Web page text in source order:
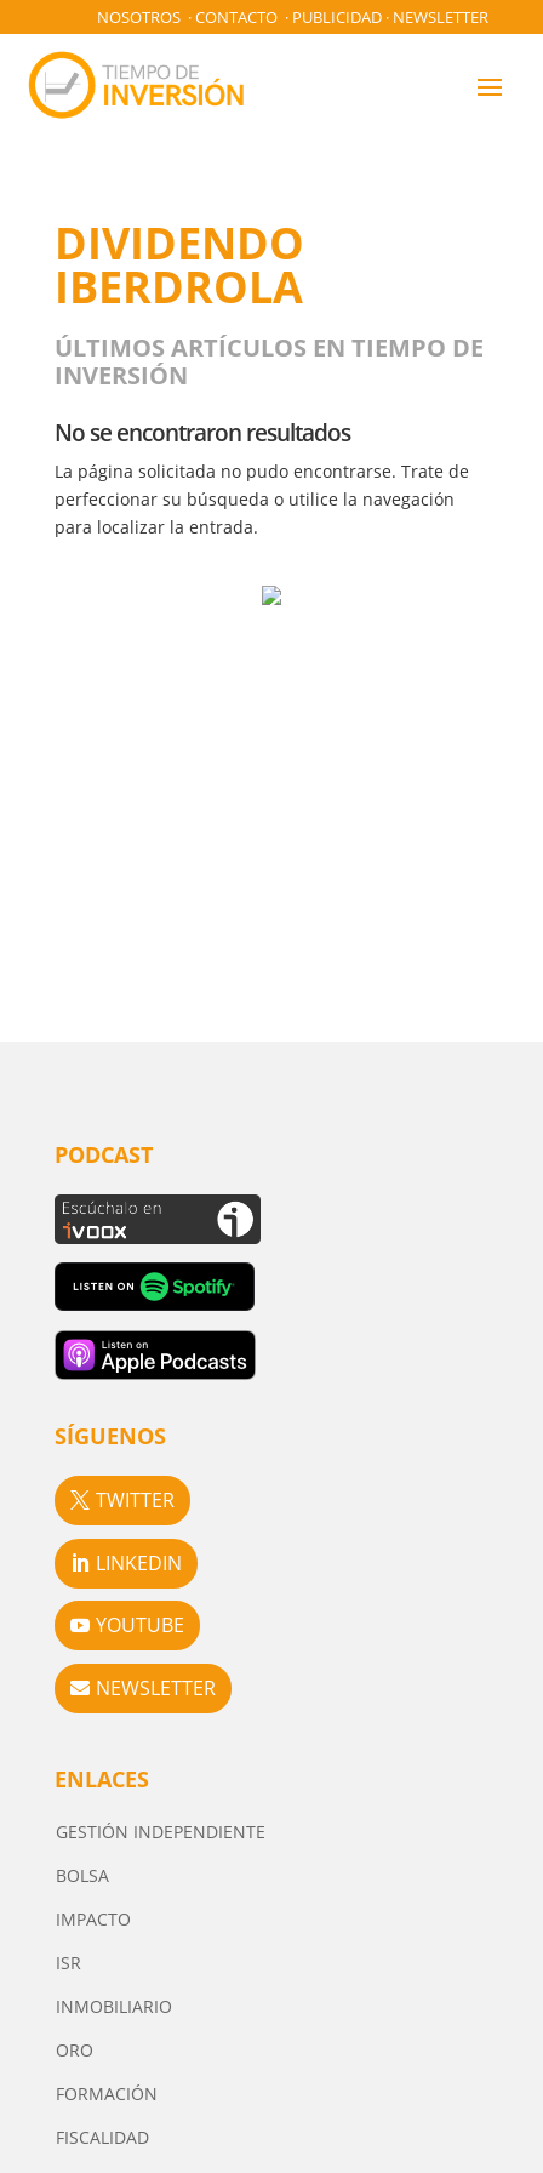
NOSOTROS ·CONTACTO · PUBLICIDAD · NEWSLETTER
DIVIDENDO
IBERDROLA
ÚLTIMOS ARTÍCULOS EN TIEMPO DE
INVERSIÓN
No se encontraron resultados
La página solicitada no pudo encontrarse. Trate de
perfeccionar su búsqueda o utilice la navegación
para localizar la entrada.
PODCAST
SÍGUENOS
TWITTER
LINKEDIN
YOUTUBE
NEWSLETTER
ENLACES
GESTIÓN INDEPENDIENTE
BOLSA
IMPACTO
ISR
INMOBILIARIO
ORO
FORMACIÓN
FISCALIDAD